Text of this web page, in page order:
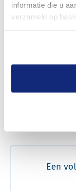
informatie die u
verzameld op
Een betere
Een